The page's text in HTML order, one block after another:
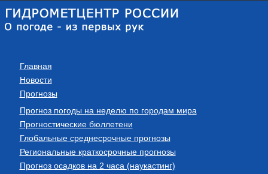
Главная
Новости
Прогнозы
Прогноз погоды на неделю по городам мира
Прогностические бюллетени
Глобальные среднесрочные прогнозы
Региональные краткосрочные прогнозы
Прогноз осадков на 2 часа (наукастинг)